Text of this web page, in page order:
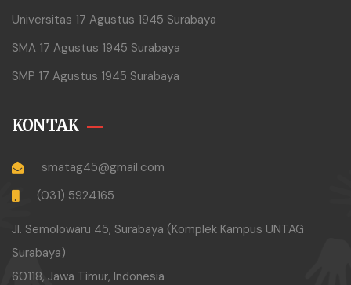
Universitas 17 Agustus 1945 Surabaya
SMA 17 Agustus 1945 Surabaya
SMP 17 Agustus 1945 Surabaya
KONTAK
smatag45@gmail.com
(031) 5924165
Jl. Semolowaru 45, Surabaya (Komplek Kampus UNTAG
Surabaya)
60118, Jawa Timur, Indonesia